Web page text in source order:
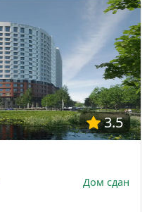
3.5
Дом сдан